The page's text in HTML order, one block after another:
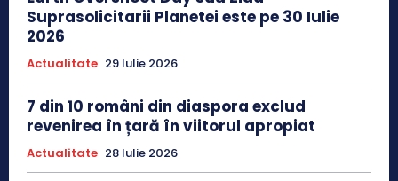
Suprasolicitarii Planetei este pe 30 Iulie
2026
Actualitate 29 Iulie 2026
7 din 10 români din diaspora exclud
revenirea în țară în viitorul apropiat
Actualitate 28 Iulie 2026